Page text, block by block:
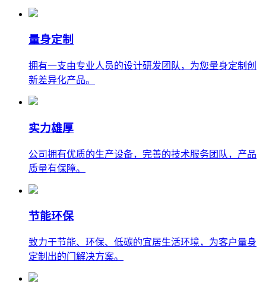
量身定制
拥有一支由专业人员的设计研发团队，为您量身定制创
新差异化产品。
实力雄厚
公司拥有优质的生产设备，完善的技术服务团队，产品
质量有保障。
节能环保
致力于节能、环保、低碳的宜居生活环境，为客户量身
定制出的门解决方案。